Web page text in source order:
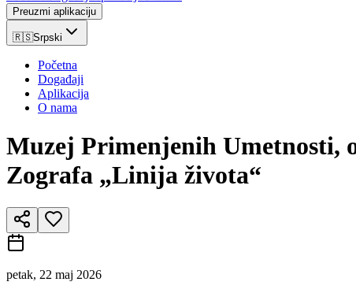
Preuzmi aplikaciju
🇷🇸Srpski
Početna
Događaji
Aplikacija
O nama
Muzej Primenjenih Umetnosti,
Zografa „Linija života“
petak, 22 maj 2026